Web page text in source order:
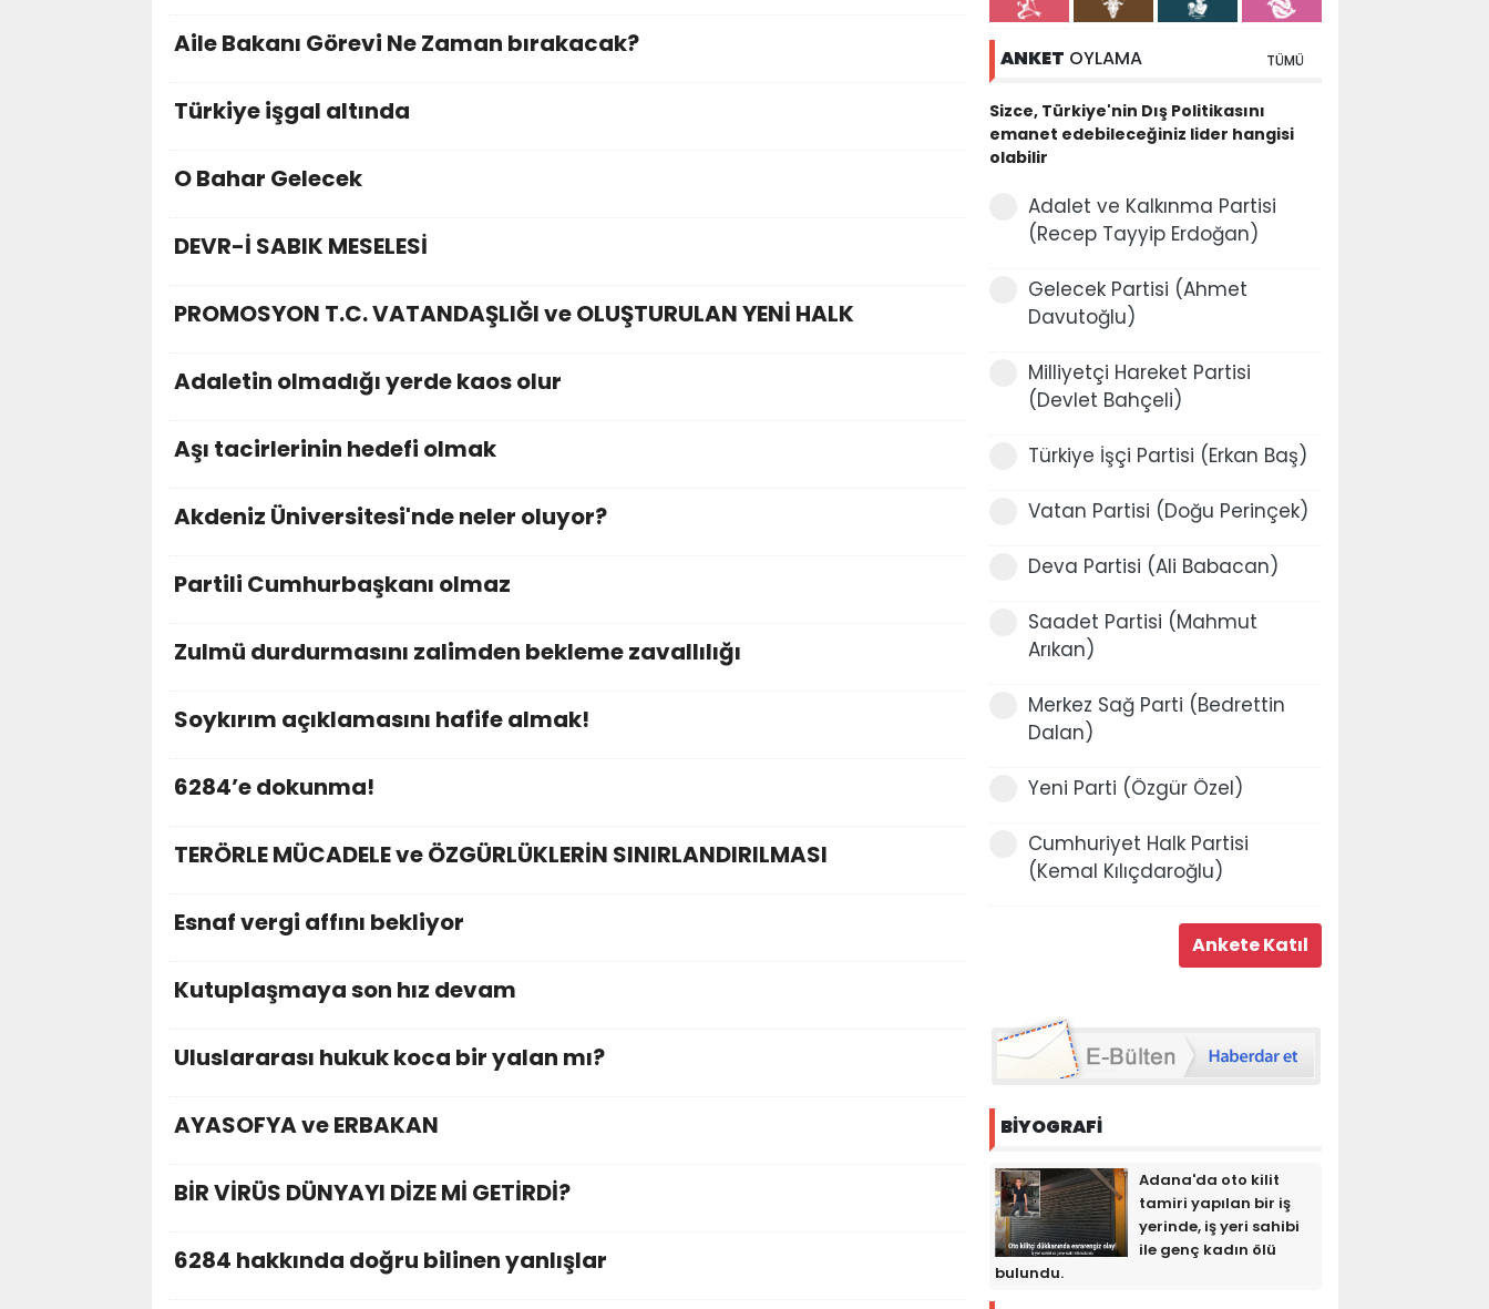
Aile Bakanı Görevi Ne Zaman bırakacak?
Türkiye işgal altında
O Bahar Gelecek
DEVR-İ SABIK MESELESİ
PROMOSYON T.C. VATANDAŞLIĞI ve OLUŞTURULAN YENİ HALK
Adaletin olmadığı yerde kaos olur
Aşı tacirlerinin hedefi olmak
Akdeniz Üniversitesi'nde neler oluyor?
Partili Cumhurbaşkanı olmaz
Zulmü durdurmasını zalimden bekleme zavallılığı
Soykırım açıklamasını hafife almak!
6284’e dokunma!
TERÖRLE MÜCADELE ve ÖZGÜRLÜKLERİN SINIRLANDIRILMASI
Esnaf vergi affını bekliyor
Kutuplaşmaya son hız devam
Uluslararası hukuk koca bir yalan mı?
AYASOFYA ve ERBAKAN
BİR VİRÜS DÜNYAYI DİZE Mİ GETİRDİ?
6284 hakkında doğru bilinen yanlışlar
ANKET OYLAMA TÜMÜ
Sizce, Türkiye'nin Dış Politikasını
emanet edebileceğiniz lider hangisi
olabilir
Adalet ve Kalkınma Partisi
(Recep Tayyip Erdoğan)
Gelecek Partisi (Ahmet
Davutoğlu)
Milliyetçi Hareket Partisi
(Devlet Bahçeli)
Türkiye İşçi Partisi (Erkan Baş)
Vatan Partisi (Doğu Perinçek)
Deva Partisi (Ali Babacan)
Saadet Partisi (Mahmut
Arıkan)
Merkez Sağ Parti (Bedrettin
Dalan)
Yeni Parti (Özgür Özel)
Cumhuriyet Halk Partisi
(Kemal Kılıçdaroğlu)
BİYOGRAFİ
Adana'da oto kilit
tamiri yapılan bir iş
yerinde, iş yeri sahibi
ile genç kadın ölü
bulundu.